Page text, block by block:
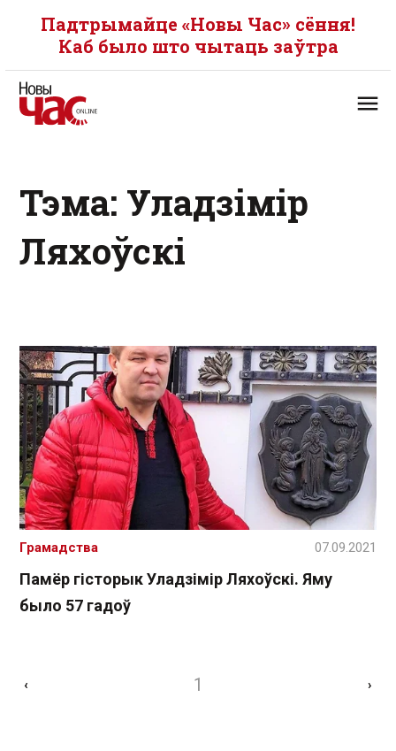
Падтрымайце «Новы Час» сёння!
Каб было што чытаць заўтра
Тэма: Уладзімір
Ляхоўскі
Памёр гісторык Уладзімір Ляхоўскі. Яму
было 57 гадоў
Грамадства 07.09.2021
‹ 1 ›